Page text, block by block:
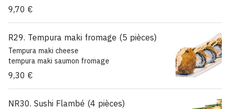
sea bream and avocado
9,70 €
R29. Tempura maki fromage (5 pièces)
Tempura maki cheese
tempura maki saumon fromage
9,30 €
NR30. Sushi Flambé (4 pièces)